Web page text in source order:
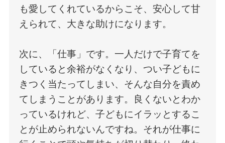
も愛してくれているからこそ、安心して甘
えられて、大きな助けになります。
次に、「仕事」です。一人だけで子育てを
していると余裕がなくなり、つい子どもに
きつく当たってしまい、そんな自分を責め
てしまうことがあります。良くないとわか
っているけれど、子どもにイラッとするこ
とが止められないんですね。それが仕事に